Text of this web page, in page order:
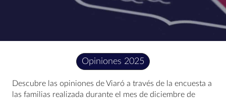
Opiniones 2025
Descubre las opiniones de Viaró a través de la encuesta a
las familias realizada durante el mes de diciembre de